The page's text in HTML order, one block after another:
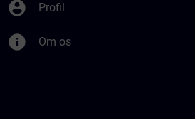
account_circle Profil
info Om os